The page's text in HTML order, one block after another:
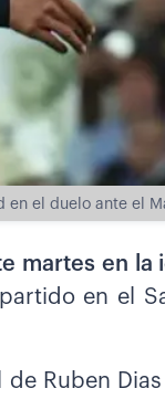
el duelo ante el
martes en la
en el
de Ruben